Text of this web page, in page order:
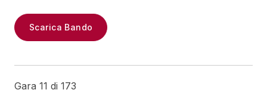
Scarica Bando
Gara 11 di 173